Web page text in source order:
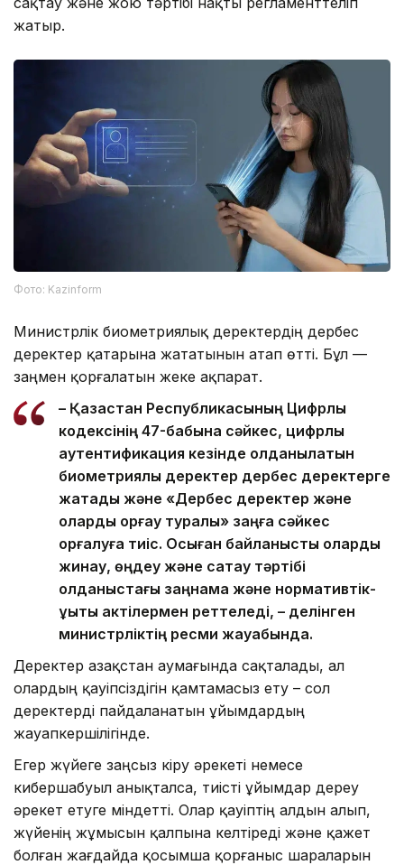
жатыр.
Фото: Kazinform
Министрлік биометриялық деректердің дербес
деректер қатарына жататынын атап өтті. Бұл —
заңмен қорғалатын жеке ақпарат.
– Қазақстан Республикасының Цифрлық
кодексінің 47-бабына сәйкес, цифрлық
аутентификация кезінде қолданылатын
биометриялық деректер дербес деректерге
жатады және «Дербес деректер және
оларды қорғау туралы» заңға сәйкес
қорғалуға тиіс. Осыған байланысты оларды
жинау, өңдеу және сақтау тәртібі
қолданыстағы заңнама және нормативтік-
құқықтық актілермен реттеледі, – делінген
министрліктің ресми жауабында.
Деректер Қазақстан аумағында сақталады, ал
олардың қауіпсіздігін қамтамасыз ету – сол
деректерді пайдаланатын ұйымдардың
жауапкершілігінде.
Егер жүйеге заңсыз кіру әрекеті немесе
кибершабуыл анықталса, тиісті ұйымдар дереу
әрекет етуге міндетті. Олар қауіптің алдын алып,
жүйенің жұмысын қалпына келтіреді және қажет
болған жағдайда қосымша қорғаныс шараларын